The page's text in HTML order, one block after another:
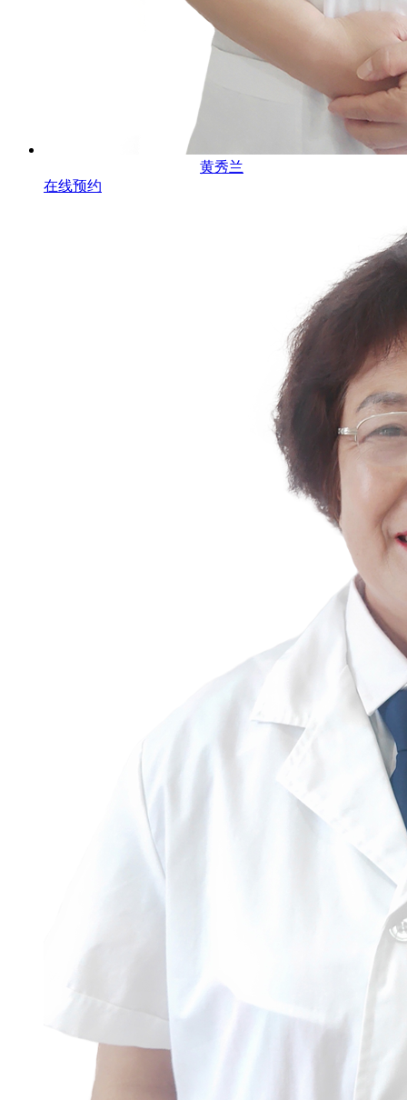
黄秀兰
在线预约